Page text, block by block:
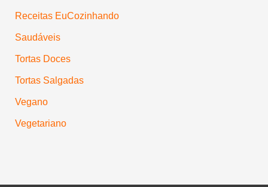
Receitas EuCozinhando
Saudáveis
Tortas Doces
Tortas Salgadas
Vegano
Vegetariano